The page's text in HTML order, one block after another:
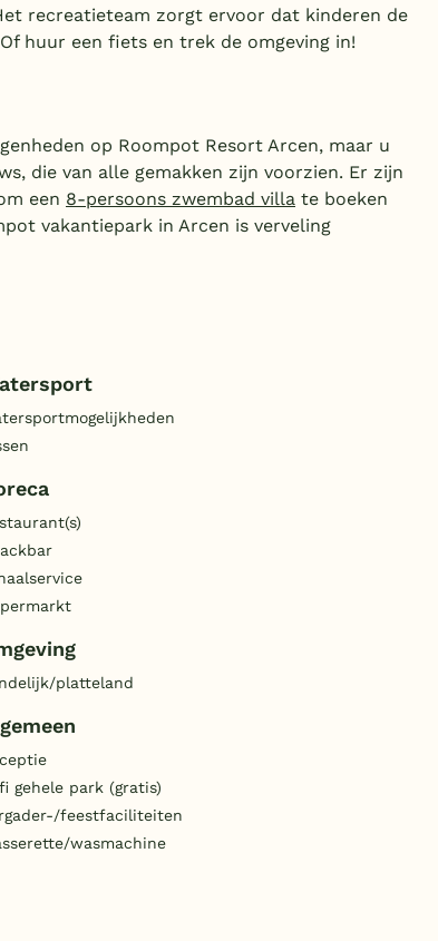
recreatieteam zorgt ervoor dat kinderen de
huur een fiets en trek de omgeving in!
op Roompot Resort Arcen, maar u
die van alle gemakken zijn voorzien. Er zijn
een 8-persoons zwembad villa te boeken
vakantiepark in Arcen is verveling
platteland
gehele park (gratis)
feestfaciliteiten
wasmachine